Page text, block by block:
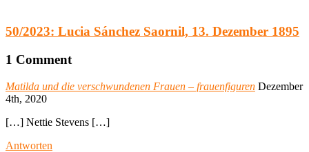
50/2023: Lucia Sánchez Saornil, 13. Dezember 1895
1 Comment
Matilda und die verschwundenen Frauen – frauenfiguren Dezember
4th, 2020
[…] Nettie Stevens […]
Antworten